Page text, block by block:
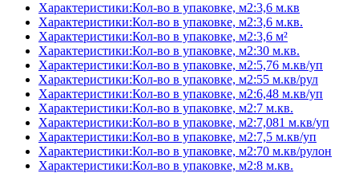
Характеристики:Кол-во в упаковке, м2:3,6 м.кв
Характеристики:Кол-во в упаковке, м2:3,6 м.кв.
Характеристики:Кол-во в упаковке, м2:3,6 м²
Характеристики:Кол-во в упаковке, м2:30 м.кв.
Характеристики:Кол-во в упаковке, м2:5,76 м.кв/уп
Характеристики:Кол-во в упаковке, м2:55 м.кв/рул
Характеристики:Кол-во в упаковке, м2:6,48 м.кв/уп
Характеристики:Кол-во в упаковке, м2:7 м.кв.
Характеристики:Кол-во в упаковке, м2:7,081 м.кв/уп
Характеристики:Кол-во в упаковке, м2:7,5 м.кв/уп
Характеристики:Кол-во в упаковке, м2:70 м.кв/рулон
Характеристики:Кол-во в упаковке, м2:8 м.кв.